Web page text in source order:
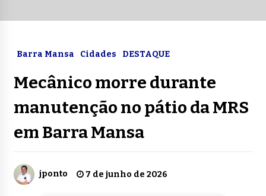
Barra Mansa Cidades DESTAQUE
Mecânico morre durante
manutenção no pátio da MRS
em Barra Mansa
jponto 7 de junho de 2026